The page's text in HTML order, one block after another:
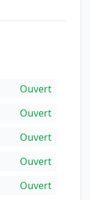
Ouvert
Ouvert
Ouvert
Ouvert
Ouvert